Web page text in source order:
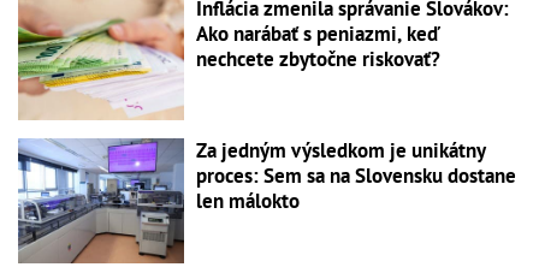
Inflácia zmenila správanie Slovákov:
Ako narábať s peniazmi, keď
nechcete zbytočne riskovať?
Za jedným výsledkom je unikátny
proces: Sem sa na Slovensku dostane
len málokto